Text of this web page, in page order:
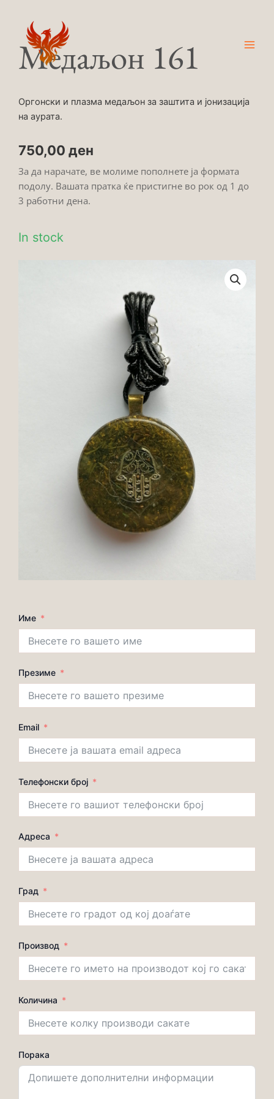
contentМедаљон 161
Оргонски и плазма медаљон за заштита и јонизација
на аурата.
750,00 ден
За да нарачате, ве молиме пополнете ја формата
подолу. Вашата пратка ќе пристигне во рок од 1 до
3 работни дена.
In stock
Име
Презиме
Email
Телефонски број
Адреса
Град
Производ
Количина
Порака